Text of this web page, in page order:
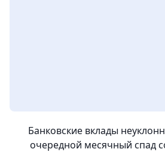
Банковские вклады
очередной месячный спад